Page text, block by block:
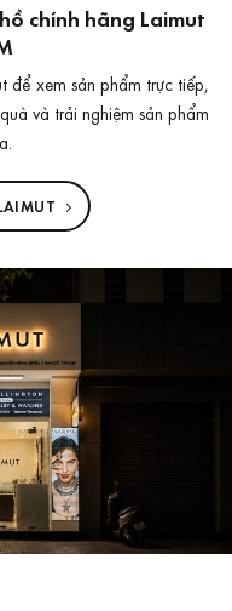
chính hãng Laimut
để xem sản phẩm trực tiếp,
và trải nghiệm sản phẩm